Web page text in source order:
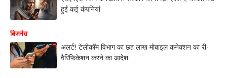
हुईं कई कंपनियां
बिजनेस
अलर्ट! टेलीकॉम विभाग का छह लाख मोबाइल कनेक्शन का री-
वैरिफिकेशन करने का आदेश